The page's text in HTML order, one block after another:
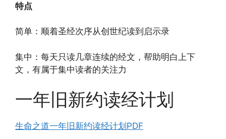
特点
简单：顺着圣经次序从创世纪读到启示录
集中：每天只读几章连续的经文，帮助明白上下
文，有属于集中读者的关注力
一年旧新约读经计划
生命之道一年旧新约读经计划PDF